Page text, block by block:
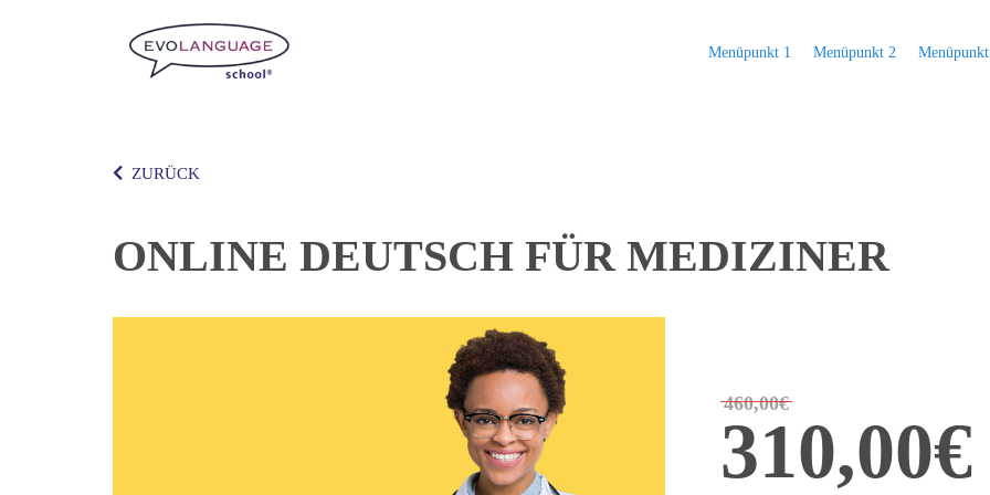
Menüpunkt 1 Menüpunkt 2
ZURÜCK
ONLINE DEUTSCH FÜR MEDIZINER
460,00€
310,00€